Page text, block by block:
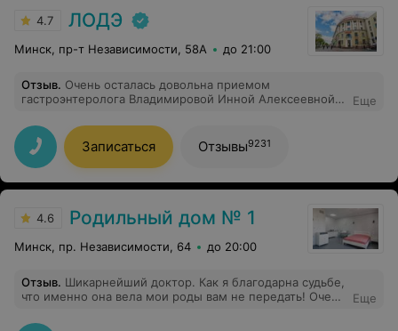
4.7 ЛОДЭ
Минск, пр-т Независимости, 58А до 21:00
Отзыв. Очень осталась довольна приемом
гастроэнтеролога Владимировой Инной Алексеевной!
посоветовала, ничего лишнего. Спасибо большое!
Всей команде также благодарность!
Еще
Записаться Отзывы9231
4.6 Родильный дом № 1
Минск, пр. Независимости, 64 до 20:00
Отзыв. Шикарнейший доктор. Как я благодарна судьбе,
что именно она вела мои роды вам не передать! Очень
объяснит, лишний раз подойдёт и подскажет. Это
Еще